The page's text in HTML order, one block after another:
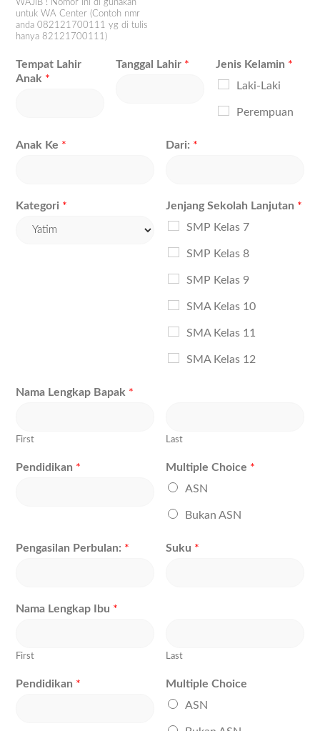
WAJIB ! Nomor ini di gunakan
untuk WA Center (Contoh nmr
anda 082121700111 yg di tulis
hanya 82121700111)
Tempat Lahir
Anak *
Tanggal Lahir * Jenis Kelamin *
Laki-Laki
Perempuan
Anak Ke * Dari: *
Kategori * Jenjang Sekolah Lanjutan *
SMP Kelas 7
SMP Kelas 8
SMP Kelas 9
SMA Kelas 10
SMA Kelas 11
SMA Kelas 12
Nama Lengkap Bapak *
First Last
Pendidikan * Multiple Choice *
ASN
Bukan ASN
Pengasilan Perbulan: * Suku *
Nama Lengkap Ibu *
First Last
Pendidikan *
Multiple Choice
ASN